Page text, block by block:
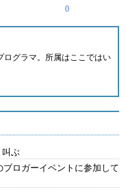
0
ログラマ。所属はここではい
叫ぶ
ロガーイベントに参加して